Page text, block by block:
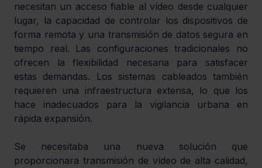
necesitan un acceso fiable al vídeo desde cualquier
lugar, la capacidad de controlar los dispositivos de
forma remota y una transmisión de datos segura en
tiempo real. Las configuraciones tradicionales no
ofrecen la flexibilidad necesaria para satisfacer
estas demandas. Los sistemas cableados también
requieren una infraestructura extensa, lo que los
hace inadecuados para la vigilancia urbana en
rápida expansión.
Se necesitaba una nueva solución que
proporcionara transmisión de vídeo de alta calidad,